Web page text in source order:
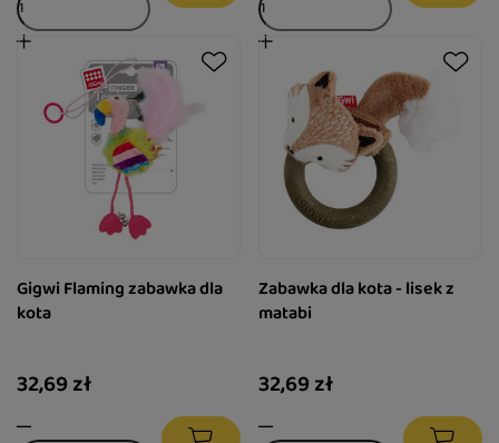
Gigwi Flaming zabawka dla
kota
32,69 zł
Zabawka dla kota - lisek z
matabi
32,69 zł